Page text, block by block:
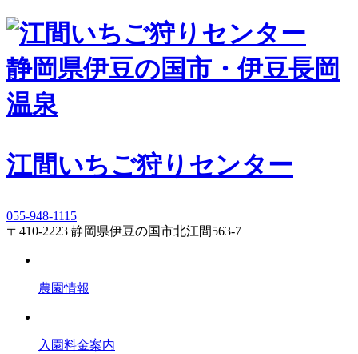
静岡県伊豆の国市・伊豆長岡
温泉
江間いちご狩りセンター
055-948-1115
〒410-2223 静岡県伊豆の国市北江間563-7
農園情報
入園料金案内